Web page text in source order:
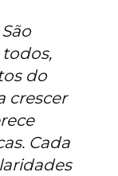
do
crescer
Cada